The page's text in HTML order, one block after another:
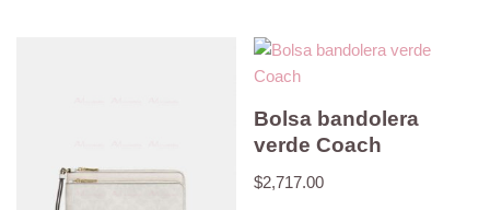
Bolsa bandolera
verde Coach
$2,717.00